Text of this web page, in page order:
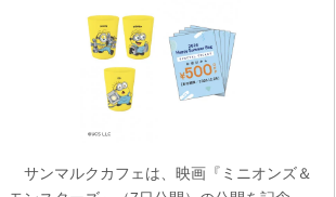
サンマルクカフェは、映画『ミニオンズ＆